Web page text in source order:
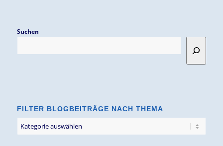
Suchen
FILTER BLOGBEITRÄGE NACH THEMA
Blogbeiträge